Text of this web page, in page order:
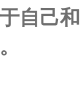
自己和